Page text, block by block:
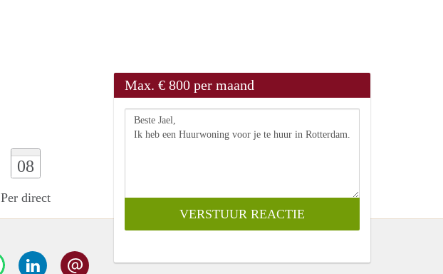
08
Per direct
Max. € 800 per maand